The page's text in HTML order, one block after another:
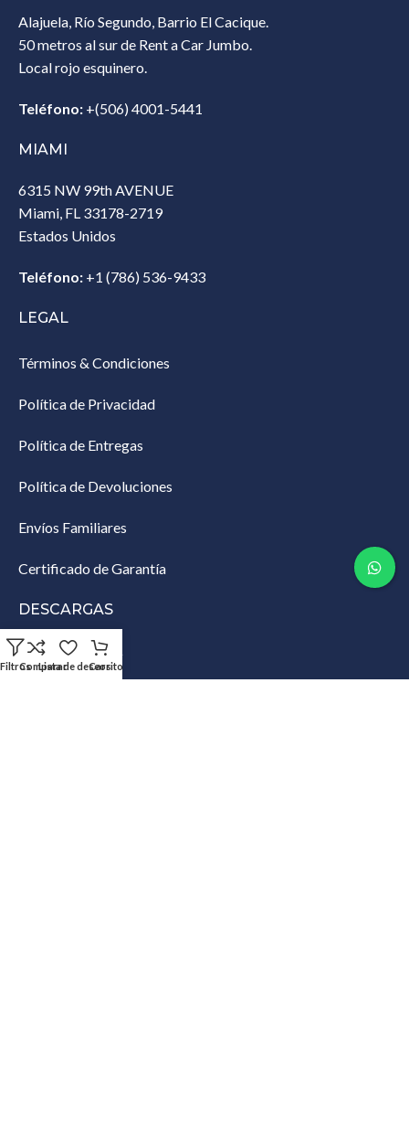
Alajuela, Río Segundo, Barrio El Cacique.
50 metros al sur de Rent a Car Jumbo.
Local rojo esquinero.
Teléfono: +(506) 4001-5441
MIAMI
6315 NW 99th AVENUE
Miami, FL 33178-2719
Estados Unidos‎
Teléfono: +1 (786) 536-9433‎
LEGAL
Términos & Condiciones
Política de Privacidad
Política de Entregas
Política de Devoluciones
Envíos Familiares
Certificado de Garantía
DESCARGAS
Lista de Empaque
FiltrosComparar
Lista de deseos
Carrito